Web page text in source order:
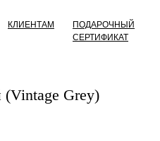
ПОДАРОЧНЫЙ
СЕРТИФИКАТ
КЛИЕНТАМ
Grey)